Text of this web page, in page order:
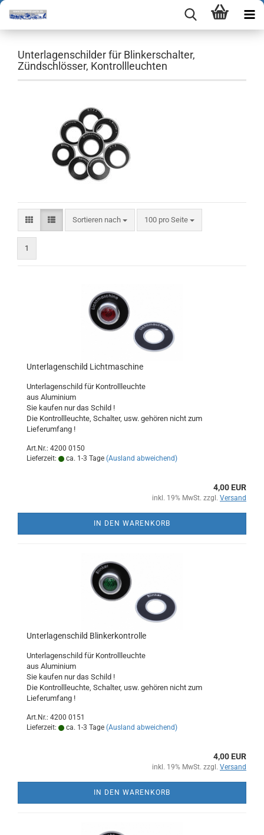
Unterlagenschilder für Blinkerschalter,
Zündschlösser, Kontrollleuchten
Sortieren nach
Sortieren nach 100 pro Seite
pro Seite
1
Unterlagenschild Lichtmaschine
Unterlagenschild für Kontrollleuchte
aus Aluminium
Sie kaufen nur das Schild !
Die Kontrollleuchte, Schalter, usw. gehören nicht zum
Lieferumfang !
Art.Nr.: 4200 0150
Lieferzeit:
ca. 1-3 Tage (Ausland abweichend)
4,00 EUR
inkl. 19% MwSt. zzgl. Versand
IN DEN WARENKORB
Unterlagenschild Blinkerkontrolle
Unterlagenschild für Kontrollleuchte
aus Aluminium
Sie kaufen nur das Schild !
Die Kontrollleuchte, Schalter, usw. gehören nicht zum
Lieferumfang !
Art.Nr.: 4200 0151
Lieferzeit:
ca. 1-3 Tage (Ausland abweichend)
4,00 EUR
inkl. 19% MwSt. zzgl. Versand
IN DEN WARENKORB